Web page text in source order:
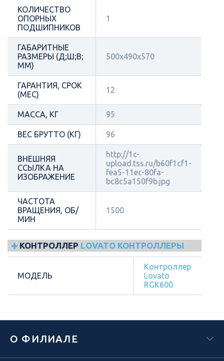
КОЛИЧЕСТВО
ОПОРНЫХ
ПОДШИПНИКОВ
1
ГАБАРИТНЫЕ
РАЗМЕРЫ (Д;Ш;В;
ММ)
500x490x570
ГАРАНТИЯ, СРОК
(МЕС)
12
МАССА, КГ 95
ВЕС БРУТТО (КГ) 96
ВНЕШНЯЯ
ССЫЛКА НА
ИЗОБРАЖЕНИЕ
http://1c-
upload.tss.ru/b60f1cf1-
fea5-11ec-80fa-
bc8c5a150f9b.jpg
ЧАСТОТА
ВРАЩЕНИЯ, ОБ/
МИН
1500
КОНТРОЛЛЕР LOVATO КОНТРОЛЛЕРЫ
МОДЕЛЬ
Контроллер
Lovato
RGK600
О ФИЛИАЛЕ